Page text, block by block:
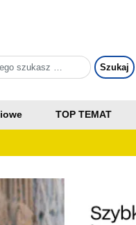
TOP TEMAT